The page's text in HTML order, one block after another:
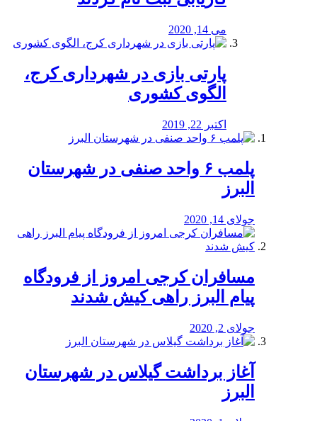
می 14, 2020
پارتی بازی در شهرداری کرج،
الگوی کشوری
اکتبر 22, 2019
پلمب ۶ واحد صنفی در شهرستان
البرز
جولای 14, 2020
مسافران کرجی امروز از فرودگاه
پیام البرز راهی کیش شدند
جولای 2, 2020
آغاز برداشت گیلاس در شهرستان
البرز